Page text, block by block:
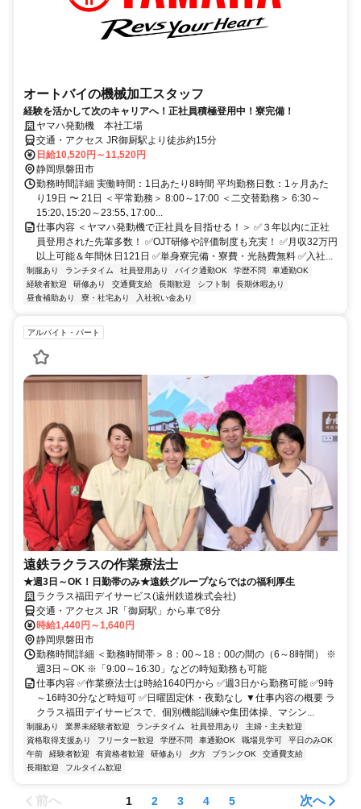
オートバイの機械加工スタッフ
経験を活かして次のキャリアへ！正社員積極登用中！寮完備！
ヤマハ発動機 本社工場
交通・アクセス JR御厨駅より徒歩約15分
日給10,520円～11,520円
静岡県磐田市
勤務時間詳細 実働時間：1日あたり8時間 平均勤務日数：1ヶ月あた
り19日 〜 21日 ＜平常勤務＞ 8:00～17:00 ＜二交替勤務＞ 6:30～
15:20､15:20～23:55､17:00...
仕事内容 ＜ヤマハ発動機で正社員を目指せる！＞ ✅３年以内に正社
員登用された先輩多数！ ✅OJT研修や評価制度も充実！ ✅月収32万円
以上可能＆年間休日121日 ✅単身寮完備・寮費・光熱費無料 ✅入社...
制服あり ランチタイム 社員登用あり バイク通勤OK 学歴不問
車通勤OK
経験者歓迎
研修あり 交通費支給 長期歓迎 シフト制
長期休暇あり
昼食補助あり
寮・社宅あり 入社祝い金あり
アルバイト・パート
遠鉄ラクラスの作業療法士
★週3日～OK！日勤帯のみ★遠鉄グループならではの福利厚生
ラクラス福田デイサービス(遠州鉄道株式会社)
交通・アクセス JR「御厨駅」から車で8分
時給1,440円～1,640円
静岡県磐田市
勤務時間詳細 ＜勤務時間帯＞ 8：00～18：00の間の（6～8時間） ※
週3日～OK ※「9:00～16:30」などの時短勤務も可能
仕事内容 ✅作業療法士は時給1640円から ✅週3日から勤務可能 ✅9時
～16時30分など時短可 ✅日曜固定休・夜勤なし ▼仕事内容の概要 ラ
クラス福田デイサービスで、個別機能訓練や集団体操、マシン...
制服あり 業界未経験者歓迎 ランチタイム 社員登用あり
主婦・主夫歓迎
資格取得支援あり
フリーター歓迎 学歴不問 車通勤OK 職場見学可
平日のみOK
午前
経験者歓迎 有資格者歓迎 研修あり 夕方 ブランクOK
交通費支給
長期歓迎
フルタイム歓迎
前へ 1 2 3 4 5 次へ